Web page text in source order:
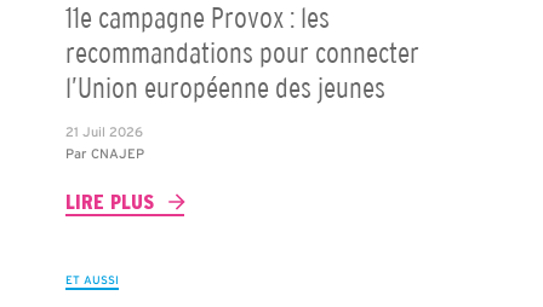
11e campagne Provox : les
recommandations pour connecter
l’Union européenne des jeunes
21 Juil 2026
Par CNAJEP
LIRE PLUS
ET AUSSI